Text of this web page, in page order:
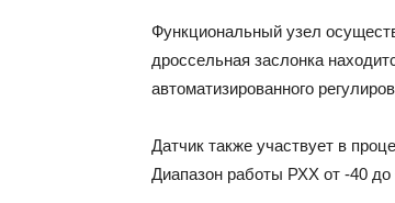
Функциональный узел
дроссельная заслонка
автоматизированного
Датчик также участвует в
Диапазон работы РХХ от -40 до